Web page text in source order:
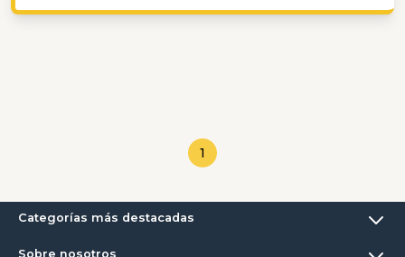
1
Categorías más destacadas
Sobre nosotros